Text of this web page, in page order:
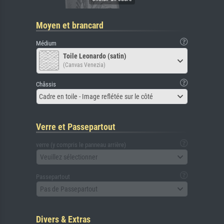
Moyen et brancard
Médium
Toile Leonardo (satin)
(Canvas Venezia)
Châssis
Cadre en toile - Image reflétée sur le côté
Verre et Passepartout
verre (y compris le panneau arrière)
Veuillez sélectionner
Passepartout
Pas de Passepartout
Divers & Extras